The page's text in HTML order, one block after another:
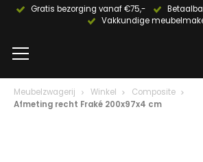
Gratis bezorging vanaf €75,-
Vakkundige
Meubelzwagerij Winkel
Composite
Afmeting recht Fraké 200x97x4 cm